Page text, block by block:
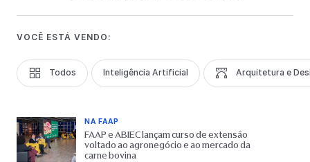
VOCÊ ESTÁ VENDO:
Todos Inteligência Artificial Arquitetura e
NA FAAP
FAAP e ABIEC lançam curso de extensão
voltado ao agronegócio e ao mercado da
carne bovina